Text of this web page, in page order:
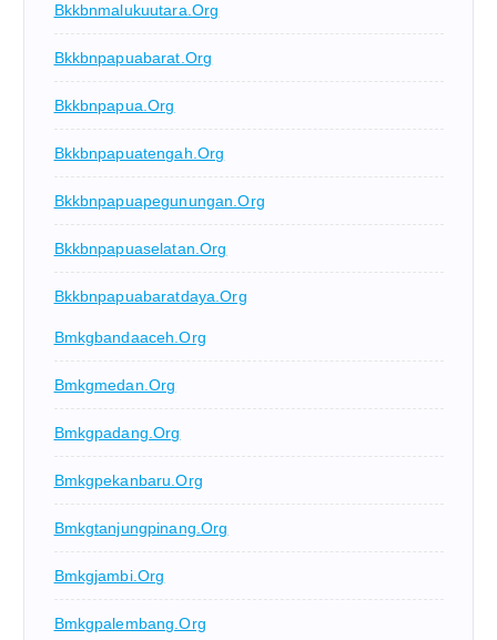
Bkkbnmalukuutara.org
Bkkbnpapuabarat.org
Bkkbnpapua.org
Bkkbnpapuatengah.org
Bkkbnpapuapegunungan.org
Bkkbnpapuaselatan.org
Bkkbnpapuabaratdaya.org
Bmkgbandaaceh.org
Bmkgmedan.org
Bmkgpadang.org
Bmkgpekanbaru.org
Bmkgtanjungpinang.org
Bmkgjambi.org
Bmkgpalembang.org